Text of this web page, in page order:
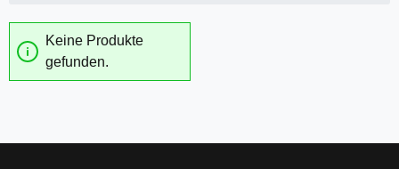
Keine Produkte
gefunden.